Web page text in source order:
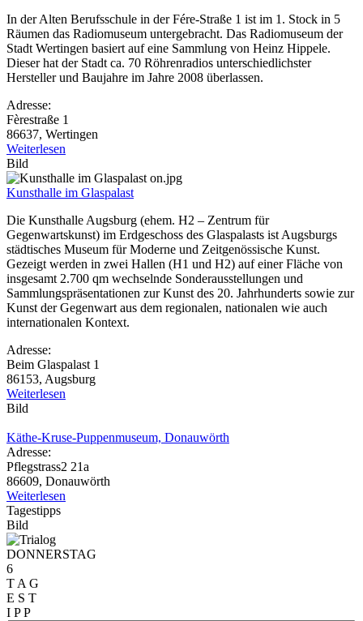
In der Alten Berufsschule in der Fére-Straße 1 ist im 1. Stock in 5
Räumen das Radiomuseum untergebracht. Das Radiomuseum der
Stadt Wertingen basiert auf eine Sammlung von Heinz Hippele.
Dieser hat der Stadt ca. 70 Röhrenradios unterschiedlichster
Hersteller und Baujahre im Jahre 2008 überlassen.
Adresse:
Fèrestraße 1
86637, Wertingen
Weiterlesen
Bild
Kunsthalle im Glaspalast
Die Kunsthalle Augsburg (ehem. H2 – Zentrum für
Gegenwartskunst) im Erdgeschoss des Glaspalasts ist Augsburgs
städtisches Museum für Moderne und Zeitgenössische Kunst.
Gezeigt werden in zwei Hallen (H1 und H2) auf einer Fläche von
insgesamt 2.700 qm wechselnde Sonderausstellungen und
Sammlungspräsentationen zur Kunst des 20. Jahrhunderts sowie zur
Kunst der Gegenwart aus dem regionalen, nationalen wie auch
internationalen Kontext.
Adresse:
Beim Glaspalast 1
86153, Augsburg
Weiterlesen
Bild
Käthe-Kruse-Puppenmuseum, Donauwörth
Adresse:
Pflegstrass2 21a
86609, Donauwörth
Weiterlesen
Tagestipps
Bild
DONNERSTAG
6
T A G
E S T
I P P